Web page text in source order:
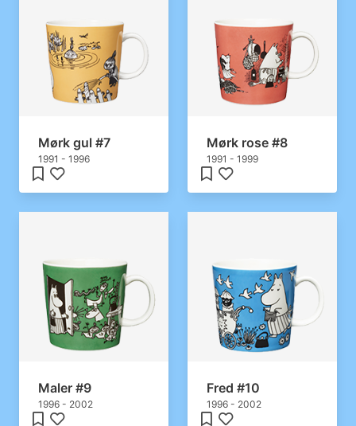
Mørk gul #7
1991 - 1996
Mørk rose #8
1991 - 1999
Maler #9
1996 - 2002
Fred #10
1996 - 2002